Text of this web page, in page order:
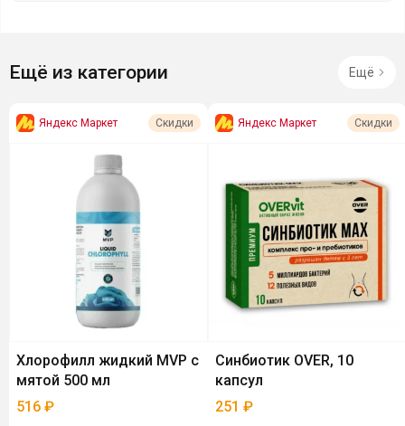
Ещё из категории Ещё
Яндекс Маркет Скидки
Хлорофилл жидкий MVP с
мятой 500 мл
516 ₽
Яндекс Маркет Скидки
Синбиотик OVER, 10
капсул
251 ₽